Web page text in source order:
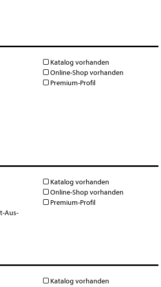
Katalog vorhanden
Online-Shop vorhanden
Premium-Profil
Aus-
Katalog vorhanden
Online-Shop vorhanden
Premium-Profil
Katalog vorhanden